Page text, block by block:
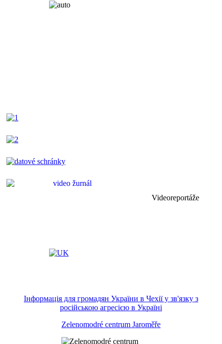
Videoreportáže
Інформація для громадян України в Чехії у зв'язку з
російською агресією в Україні
Zelenomodré centrum Jaroměře